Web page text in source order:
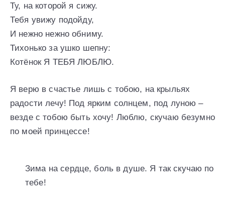
Ту, на которой я сижу.
Тебя увижу подойду,
И нежно нежно обниму.
Тихонько за ушко шепну:
Котёнок Я ТЕБЯ ЛЮБЛЮ.
Я верю в счастье лишь с тобою, на крыльях
радости лечу! Под ярким солнцем, под луною –
везде с тобою быть хочу! Люблю, скучаю безумно
по моей принцессе!
Зима на сердце, боль в душе. Я так скучаю по
тебе!